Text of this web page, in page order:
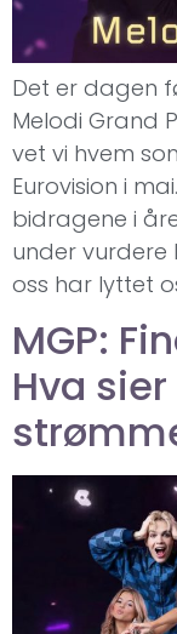
Det er dagen
Melodi Grand
vet vi hvem
Eurovision i
bidragene i
under vurdere
oss har lyttet
MGP:
Hva